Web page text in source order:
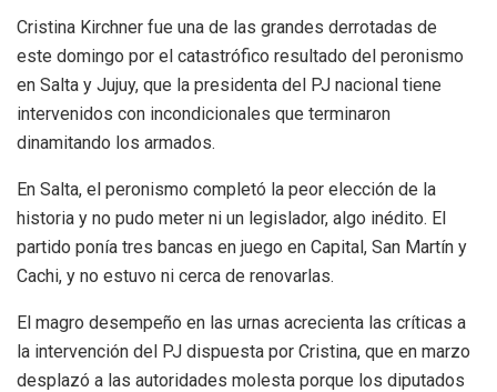
Cristina Kirchner fue una de las grandes derrotadas de
este domingo por el catastrófico resultado del peronismo
en Salta y Jujuy, que la presidenta del PJ nacional tiene
intervenidos con incondicionales que terminaron
dinamitando los armados.
En Salta, el peronismo completó la peor elección de la
historia y no pudo meter ni un legislador, algo inédito. El
partido ponía tres bancas en juego en Capital, San Martín y
Cachi, y no estuvo ni cerca de renovarlas.
El magro desempeño en las urnas acrecienta las críticas a
la intervención del PJ dispuesta por Cristina, que en marzo
desplazó a las autoridades molesta porque los diputados